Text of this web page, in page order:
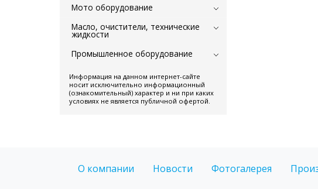
Мото оборудование
Масло, очистители, технические
жидкости
Промышленное оборудование
Информация на данном интернет-сайте
носит исключительно информационный
(ознакомительный) характер и ни при каких
условиях не является публичной офертой.
О компании Новости Фотогалерея